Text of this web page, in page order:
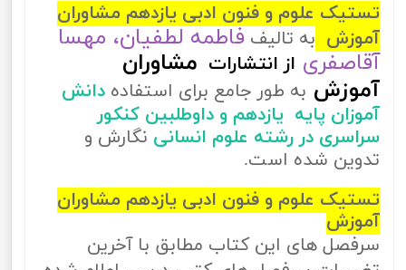
تستیک علوم و فنون ادبی یازدهم مشاوران
آموزش به تالیف فاطمه لطفیان، مهسا
آقاصفری از انتشارات مشاوران
آموزش به طور جامع برای استفاده دانش
آموزان پایه یازدهم و داوطلبین کنکور
سراسری در رشته علوم انسانی نگارش و
تدوین شده است.
تستیک علوم و فنون ادبی یازدهم مشاوران
آموزش
سرفصل های این کتاب مطابق با آخرین